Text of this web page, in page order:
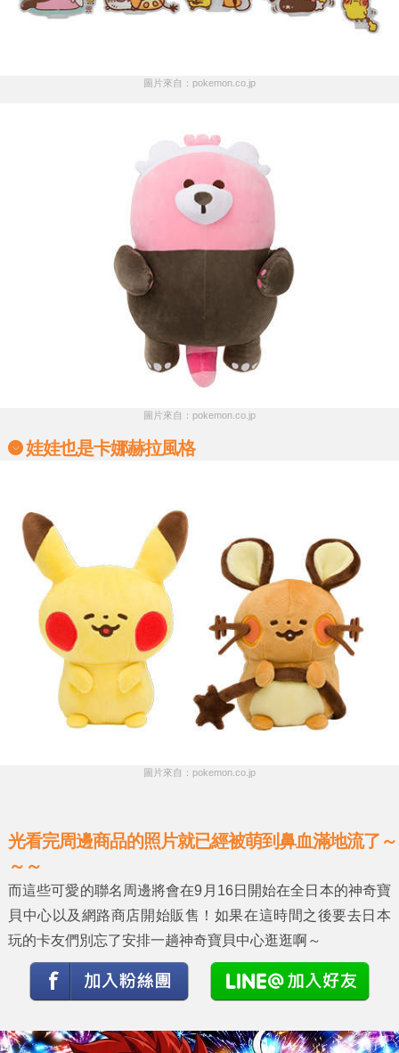
圖片來自：pokemon.co.jp
圖片來自：pokemon.co.jp
娃娃也是卡娜赫拉風格
圖片來自：pokemon.co.jp
光看完周邊商品的照片就已經被萌到鼻血滿地流了～
～～
而這些可愛的聯名周邊將會在9月16日開始在全日本的神奇寶
貝中心以及網路商店開始販售！如果在這時間之後要去日本
玩的卡友們別忘了安排一趟神奇寶貝中心逛逛啊～